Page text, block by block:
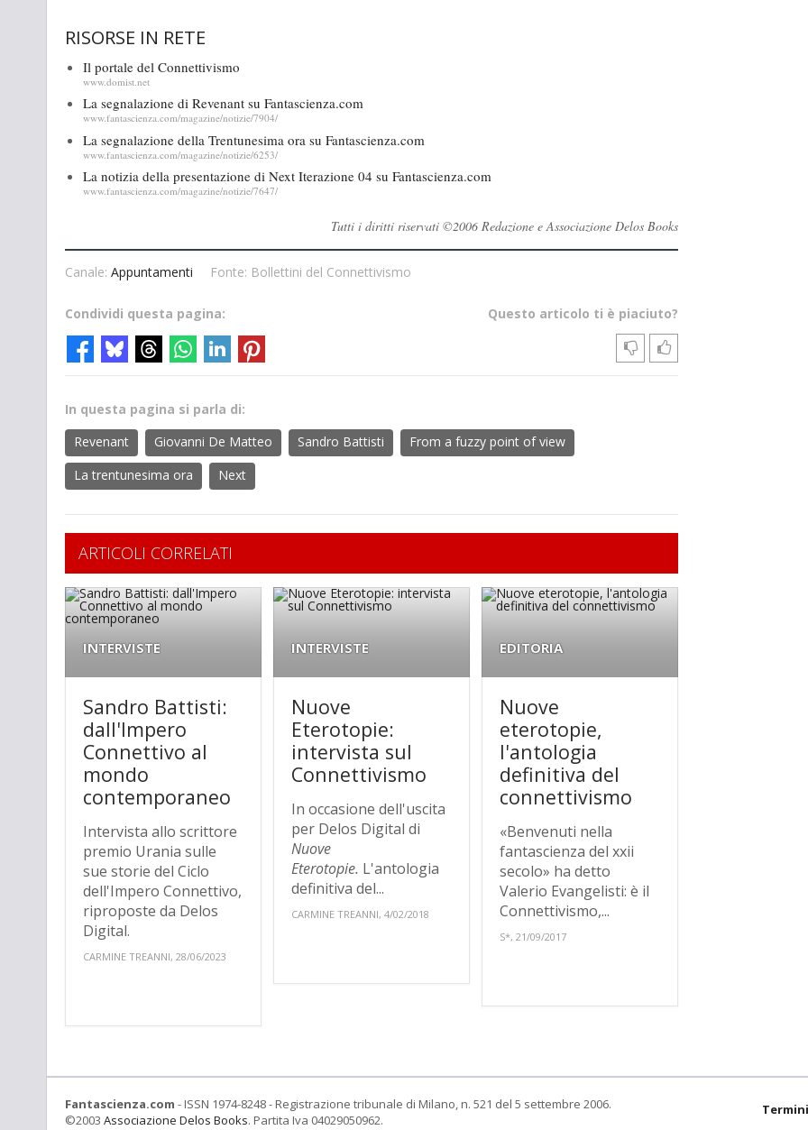
RISORSE IN RETE
Il portale del Connettivismo
www.domist.net
La segnalazione di Revenant su Fantascienza.com
www.fantascienza.com/magazine/notizie/7904/
La segnalazione della Trentunesima ora su Fantascienza.com
www.fantascienza.com/magazine/notizie/6253/
La notizia della presentazione di Next Iterazione 04 su Fantascienza.com
www.fantascienza.com/magazine/notizie/7647/
Tutti i diritti riservati ©2006 Redazione e Associazione Delos Books
Canale: Appuntamenti Fonte: Bollettini del Connettivismo
Questo articolo ti è piaciuto?
Condividi questa pagina:
In questa pagina si parla di:
Revenant
Giovanni De Matteo Sandro Battisti
From a fuzzy point of view
La trentunesima ora
Next
ARTICOLI CORRELATI
INTERVISTE
Sandro Battisti:
dall'Impero
Connettivo al
mondo
contemporaneo
Intervista allo scrittore
premio Urania sulle
sue storie del Ciclo
dell'Impero Connettivo,
riproposte da Delos
Digital.
CARMINE TREANNI, 28/06/2023
INTERVISTE
Nuove
Eterotopie:
intervista sul
Connettivismo
In occasione dell'uscita
per Delos Digital di
Nuove
Eterotopie. L'antologia
definitiva del...
CARMINE TREANNI, 4/02/2018
EDITORIA
Nuove
eterotopie,
l'antologia
definitiva del
connettivismo
«Benvenuti nella
fantascienza del xxii
secolo» ha detto
Valerio Evangelisti: è il
Connettivismo,...
S*, 21/09/2017
Fantascienza.com - ISSN 1974-8248 - Registrazione tribunale di Milano, n. 521 del 5 settembre 2006.
©2003 Associazione Delos Books. Partita Iva 04029050962.